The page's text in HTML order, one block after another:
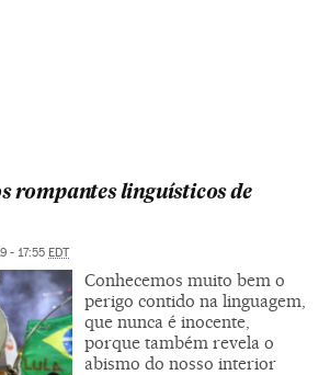
rompantes linguísticos de
- 17:55 EDT
Conhecemos muito bem o
perigo contido na linguagem,
que nunca é inocente,
porque também revela o
abismo do nosso interior